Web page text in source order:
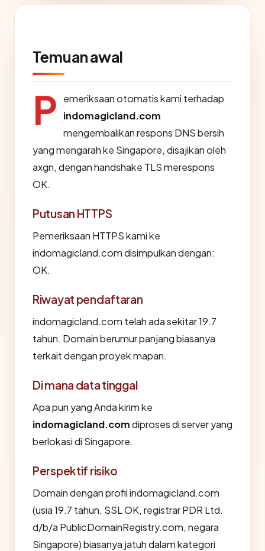
Temuan awal
P
emeriksaan otomatis kami terhadap
indomagicland.com
mengembalikan respons DNS bersih
yang mengarah ke Singapore, disajikan oleh
axgn, dengan handshake TLS merespons
OK.
Putusan HTTPS
Pemeriksaan HTTPS kami ke
indomagicland.com disimpulkan dengan:
OK.
Riwayat pendaftaran
indomagicland.com telah ada sekitar 19.7
tahun. Domain berumur panjang biasanya
terkait dengan proyek mapan.
Di mana data tinggal
Apa pun yang Anda kirim ke
indomagicland.comdiproses di server yang
berlokasi di Singapore.
Perspektif risiko
Domain dengan profil indomagicland.com
(usia 19.7 tahun, SSL OK, registrar PDR Ltd.
d/b/a PublicDomainRegistry.com, negara
Singapore) biasanya jatuh dalam kategori